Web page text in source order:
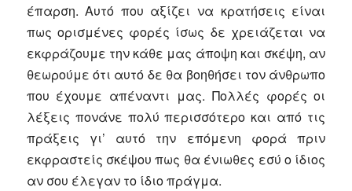
έπαρση. Αυτό που αξίζει να κρατήσεις είναι
πως ορισμένες φορές ίσως δε χρειάζεται να
εκφράζουμε την κάθε μας άποψη και σκέψη, αν
θεωρούμε ότι αυτό δε θα βοηθήσει τον άνθρωπο
που έχουμε απέναντι μας. Πολλές φορές οι
λέξεις πονάνε πολύ περισσότερο και από τις
πράξεις γι’ αυτό την επόμενη φορά πριν
εκφραστείς σκέψου πως θα ένιωθες εσύ ο ίδιος
αν σου έλεγαν το ίδιο πράγμα.